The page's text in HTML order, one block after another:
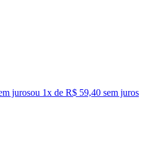
jurosou 1x de R$ 59,40 sem juros